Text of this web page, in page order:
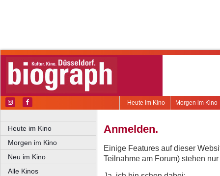
Morgen im Kino
Heute im Kino
Heute im Kino
Morgen im Kino
Neu im Kino
Alle Kinos
Anmelden.
Einige Features auf dieser
Teilnahme am Forum) stehen